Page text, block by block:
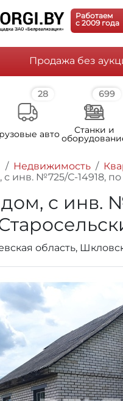
Работаем
c 2009 года
Продажа без
28
авто
699
Станки и
Недвижимость
инв. №725/С-14918, по
с инв.
область,